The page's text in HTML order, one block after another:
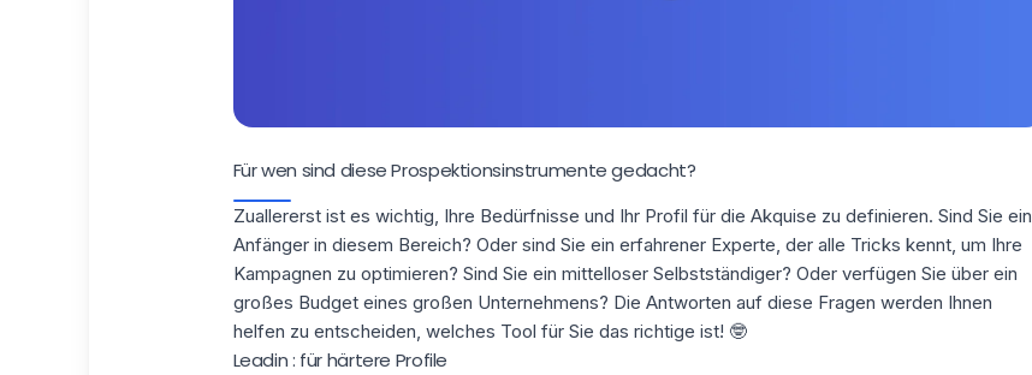
Für wen sind diese Prospektionsinstrumente gedacht?
Zuallererst ist es wichtig, Ihre Bedürfnisse und Ihr Profil für die Akquise zu definieren. Sind Sie ein
Anfänger in diesem Bereich? Oder sind Sie ein erfahrener Experte, der alle Tricks kennt, um Ihre
Kampagnen zu optimieren? Sind Sie ein mittelloser Selbstständiger? Oder verfügen Sie über ein
großes Budget eines großen Unternehmens? Die Antworten auf diese Fragen werden Ihnen
helfen zu entscheiden, welches Tool für Sie das richtige ist! 🤓
Leadin : für härtere Profile